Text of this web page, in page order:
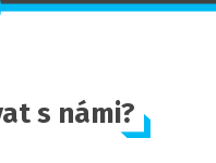
s námi?